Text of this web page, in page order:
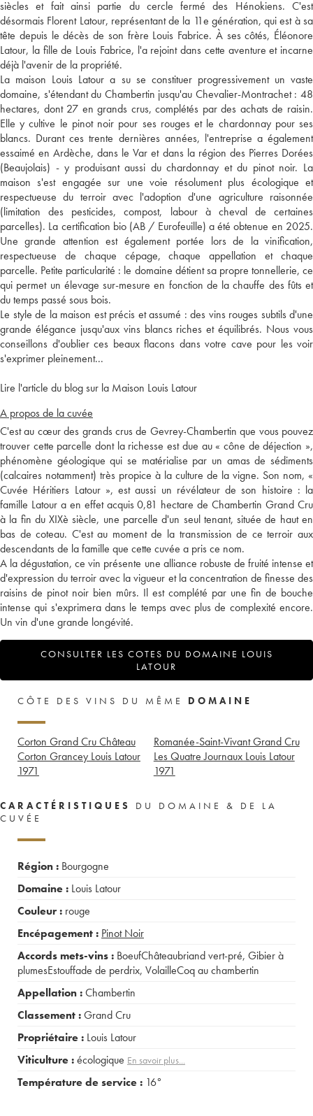
siècles et fait ainsi partie du cercle fermé des Hénokiens. C'est
désormais Florent Latour, représentant de la 11e génération, qui est à sa
tête depuis le décès de son frère Louis Fabrice. À ses côtés, Éléonore
Latour, la fille de Louis Fabrice, l'a rejoint dans cette aventure et incarne
déjà l'avenir de la propriété.
La maison Louis Latour a su se constituer progressivement un vaste
domaine, s'étendant du Chambertin jusqu'au Chevalier-Montrachet : 48
hectares, dont 27 en grands crus, complétés par des achats de raisin.
Elle y cultive le pinot noir pour ses rouges et le chardonnay pour ses
blancs. Durant ces trente dernières années, l'entreprise a également
essaimé en Ardèche, dans le Var et dans la région des Pierres Dorées
(Beaujolais) - y produisant aussi du chardonnay et du pinot noir. La
maison s'est engagée sur une voie résolument plus écologique et
respectueuse du terroir avec l'adoption d'une agriculture raisonnée
(limitation des pesticides, compost, labour à cheval de certaines
parcelles). La certification bio (AB / Eurofeuille) a été obtenue en 2025.
Une grande attention est également portée lors de la vinification,
respectueuse de chaque cépage, chaque appellation et chaque
parcelle. Petite particularité : le domaine détient sa propre tonnellerie, ce
qui permet un élevage sur-mesure en fonction de la chauffe des fûts et
du temps passé sous bois.
Le style de la maison est précis et assumé : des vins rouges subtils d'une
grande élégance jusqu'aux vins blancs riches et équilibrés. Nous vous
conseillons d'oublier ces beaux flacons dans votre cave pour les voir
s'exprimer pleinement...
Lire l'article du blog sur la Maison Louis Latour
A propos de la cuvée
C'est au cœur des grands crus de Gevrey-Chambertin que vous pouvez
trouver cette parcelle dont la richesse est due au « cône de déjection »,
phénomène géologique qui se matérialise par un amas de sédiments
(calcaires notamment) très propice à la culture de la vigne. Son nom, «
Cuvée Héritiers Latour », est aussi un révélateur de son histoire : la
famille Latour a en effet acquis 0,81 hectare de Chambertin Grand Cru
à la fin du XIXè siècle, une parcelle d'un seul tenant, située de haut en
bas de coteau. C'est au moment de la transmission de ce terroir aux
descendants de la famille que cette cuvée a pris ce nom.
A la dégustation, ce vin présente une alliance robuste de fruité intense et
d'expression du terroir avec la vigueur et la concentration de finesse des
raisins de pinot noir bien mûrs. Il est complété par une fin de bouche
intense qui s'exprimera dans le temps avec plus de complexité encore.
Un vin d'une grande longévité.
CONSULTER LES COTES DU DOMAINE LOUIS
LATOUR
CÔTE DES VINS DU MÊME DOMAINE
Corton Grand Cru Château
Corton Grancey Louis Latour
1971
Romanée-Saint-Vivant Grand Cru
Les Quatre Journaux Louis Latour
1971
CARACTÉRISTIQUES
DU DOMAINE & DE LA
CUVÉE
Région : Bourgogne
Domaine : Louis Latour
Couleur : rouge
Encépagement : Pinot Noir
Accords mets-vins : BoeufChâteaubriand vert-pré, Gibier à
plumesEstouffade de perdrix, VolailleCoq au chambertin
Appellation :Chambertin
Classement :Grand Cru
Propriétaire : Louis Latour
Viticulture :écologique En savoir plus...
Température de service : 16°